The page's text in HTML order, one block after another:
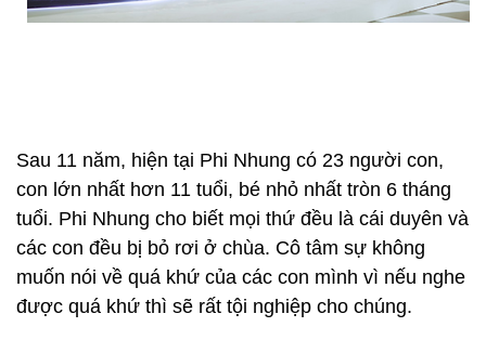
Sau 11 năm, hiện tại Phi Nhung có 23 người con,
con lớn nhất hơn 11 tuổi, bé nhỏ nhất tròn 6 tháng
tuổi. Phi Nhung cho biết mọi thứ đều là cái duyên và
các con đều bị bỏ rơi ở chùa. Cô tâm sự không
muốn nói về quá khứ của các con mình vì nếu nghe
được quá khứ thì sẽ rất tội nghiệp cho chúng.